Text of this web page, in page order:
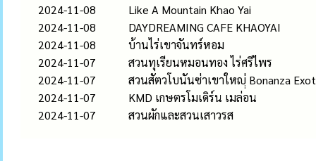
2024-11-08
Like A Mountain Khao Yai
2024-11-08
DAYDREAMING CAFE KHAOYAI
2024-11-08
บ้านไร่เขาจันทร์หอม
2024-11-07
สวนทุเรียนหมอนทอง ไร่ศรีไพร
2024-11-07
สวนสัตวโบนันซ่าเขาใหญฺฺ่ Bonanza
2024-11-07
KMD เกษตรโมเดิร์น เมล่อน
2024-11-07
สวนผักและสวนเสาวรส